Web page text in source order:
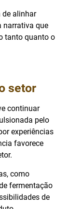
de alinhar
narrativa que
tanto quanto o
setor
continuar
pelo
experiências
favorece
como
fermentação
de